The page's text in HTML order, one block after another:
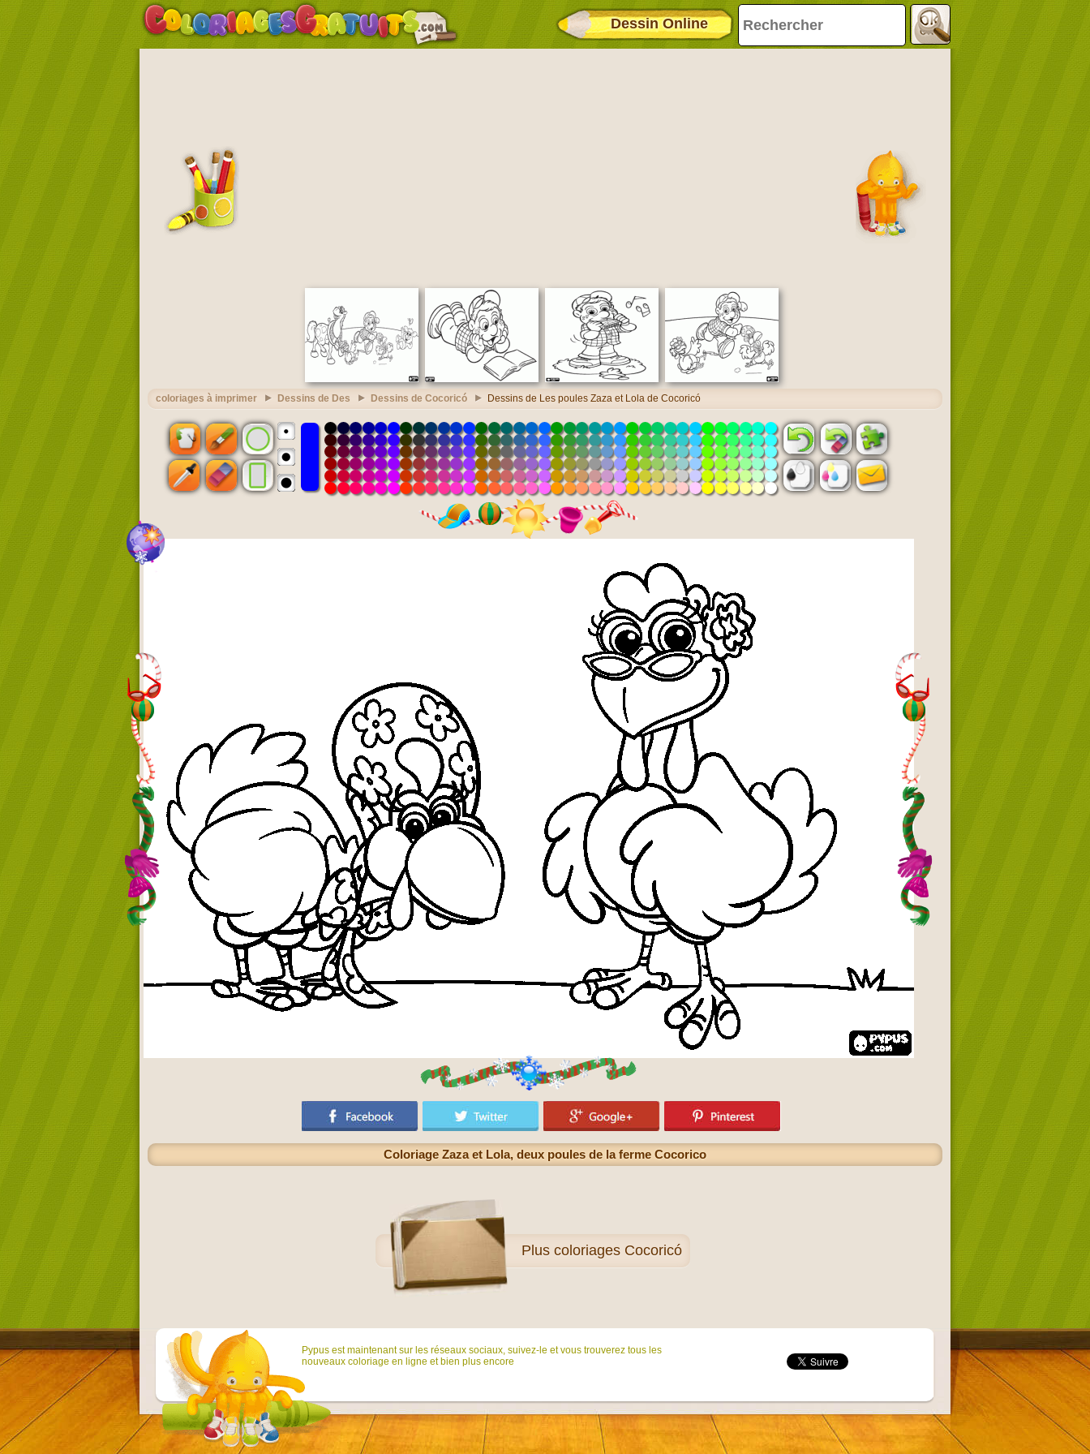
Dessin Online
coloriages à imprimer Dessins de Des Dessins de Cocoricó Dessins de Les poules Zaza et Lola de Cocoricó
Coloriage Zaza et Lola, deux poules de la ferme Cocorico
Plus coloriages Cocoricó
Pypus est maintenant sur ​​les réseaux sociaux, suivez-le et vous trouverez tous les
nouveaux coloriage en ligne et bien plus encore